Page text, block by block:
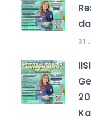
31